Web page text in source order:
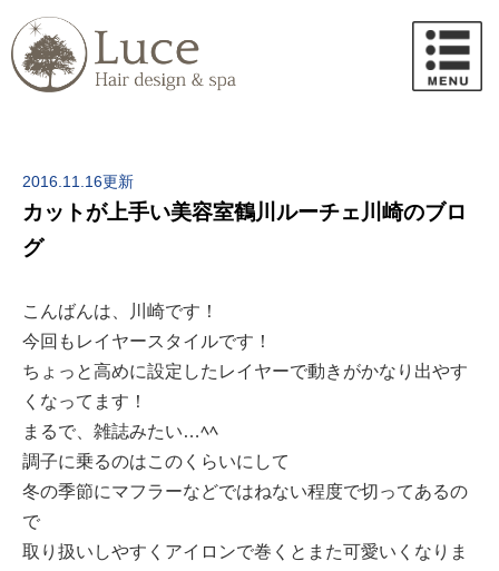
2016.11.16更新
カットが上手い美容室鶴川ルーチェ川崎のブロ
グ
こんばんは、川崎です！
今回もレイヤースタイルです！
ちょっと高めに設定したレイヤーで動きがかなり出やす
くなってます！
まるで、雑誌みたい…ﾍﾍ
調子に乗るのはこのくらいにして
冬の季節にマフラーなどではねない程度で切ってあるの
で
取り扱いしやすくアイロンで巻くとまた可愛いくなりま